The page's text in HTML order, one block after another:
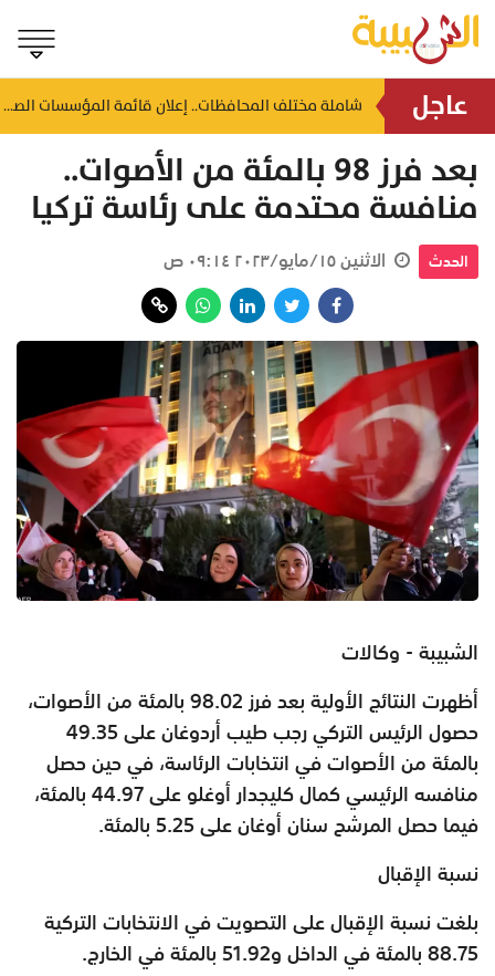
عاجل منذ ساعة شاملة مختلف المحافظات.. إعلان قائمة المؤسسات الصحية المعتمدة لفحص ما قبل الزواج
بعد فرز 98 بالمئة من الأصوات..
منافسة محتدمة على رئاسة تركيا
الحدث الاثنين ١٥/مايو/٢٠٢٣ ٠٩:١٤ ص
الشبيبة - وكالات
أظهرت النتائج الأولية بعد فرز 98.02 بالمئة من الأصوات،
حصول الرئيس التركي رجب طيب أردوغان على 49.35
بالمئة من الأصوات في انتخابات الرئاسة، في حين حصل
منافسه الرئيسي كمال كليجدار أوغلو على 44.97 بالمئة،
فيما حصل المرشح سنان أوغان على 5.25 بالمئة.
نسبة الإقبال
بلغت نسبة الإقبال على التصويت في الانتخابات التركية
88.75 بالمئة في الداخل و51.92 بالمئة في الخارج.